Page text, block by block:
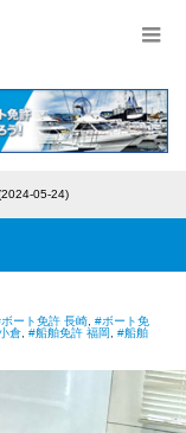
05-24)
ート免許 長崎 #ボート免
倉 #船舶免許 福岡
#船舶